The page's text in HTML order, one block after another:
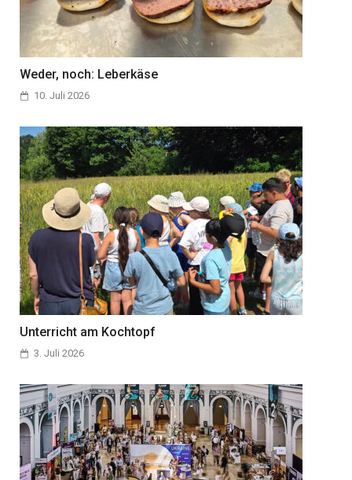
Weder, noch: Leberkäse
10. Juli 2026
Unterricht am Kochtopf
3. Juli 2026